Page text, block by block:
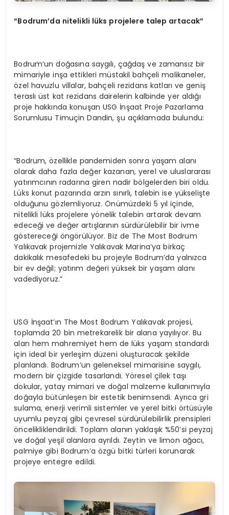
“Bodrum’da nitelikli lüks projelere talep artacak”
Bodrum’un doğasına saygılı, çağdaş ve zamansız bir
mimariyle inşa ettikleri müstakil bahçeli malikaneler,
özel havuzlu villalar, bahçeli rezidans katları ve geniş
teraslı üst kat rezidans dairelerin kalbinde yer aldığı
proje hakkında konuşan USG İnşaat Proje Pazarlama
Sorumlusu Timuçin Dandin, şu açıklamada bulundu:
“Bodrum, özellikle pandemiden sonra yaşam alanı
olarak daha fazla değer kazanan, yerel ve uluslararası
yatırımcının radarına giren nadir bölgelerden biri oldu.
Lüks konut pazarında arzın sınırlı, talebin ise yükselişte
olduğunu gözlemliyoruz. Önümüzdeki 5 yıl içinde,
nitelikli lüks projelere yönelik talebin artarak devam
edeceği ve değer artışlarının sürdürülebilir bir ivme
göstereceği öngörülüyor. Biz de The Most Bodrum
Yalıkavak projemizle Yalıkavak Marina’ya birkaç
dakikalık mesafedeki bu projeyle Bodrum’da yalnızca
bir ev değil; yatırım değeri yüksek bir yaşam alanı
vadediyoruz.”
USG İnşaat’ın The Most Bodrum Yalıkavak projesi,
toplamda 20 bin metrekarelik bir alana yayılıyor. Bu
alan hem mahremiyet hem de lüks yaşam standardı
için ideal bir yerleşim düzeni oluşturacak şekilde
planlandı. Bodrum’un geleneksel mimarisine saygılı,
modern bir çizgide tasarlandı. Yöresel çilek taşı
dokular, yatay mimari ve doğal malzeme kullanımıyla
doğayla bütünleşen bir estetik benimsendi. Ayrıca gri
sulama, enerji verimli sistemler ve yerel bitki örtüsüyle
uyumlu peyzaj gibi çevresel sürdürülebilirlik prensipleri
öncelikliklendirildi. Toplam alanın yaklaşık %50’si peyzaj
ve doğal yeşil alanlara ayrıldı. Zeytin ve limon ağacı,
palmiye gibi Bodrum’a özgü bitki türleri korunarak
projeye entegre edildi.